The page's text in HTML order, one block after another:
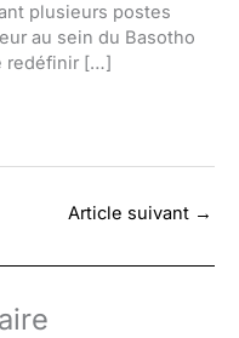
plusieurs postes
au sein du Basotho
redéfinir […]
Article suivant →